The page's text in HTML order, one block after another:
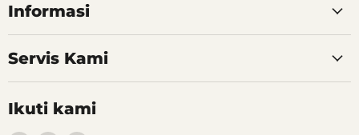
Informasi
Servis Kami
Ikuti kami